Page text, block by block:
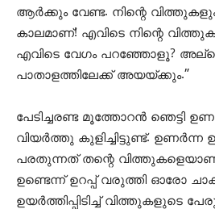
ആർക്കും വേണ്ട. നിന്റെ
കാലമാണ്! എവിടെ നിന്റെ
എവിടെ വേഗം പറഞ്ഞോളൂ?
പാതാളത്തിലേക്ക് അയയ്ക്കും.”
പേടിച്ചരണ്ട മൂത്തോറൻ ഞെട്ടി
വിയർത്തു കുളിച്ചിട്ടുണ്ട്.
പരതുന്നത് തന്റെ
ഉണ്ടെന്ന് ഉറപ്പ് വരുത്തി ഓരോ
ഉയർത്തിപ്പിടിച്ച് വിത്തുകളുടെ